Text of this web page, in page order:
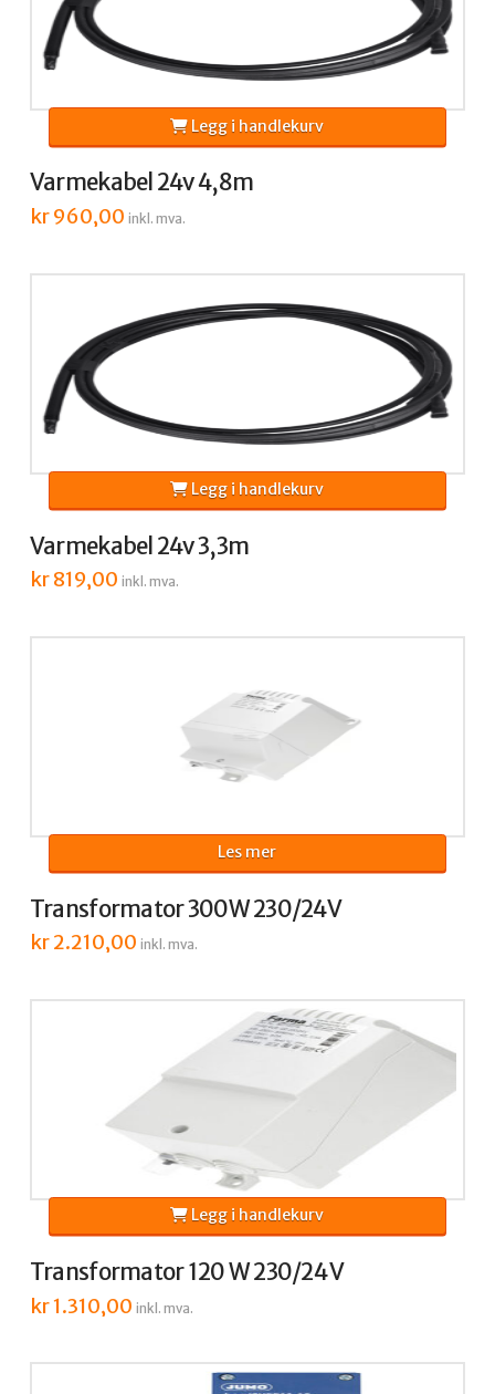
Varmekabel 24v 4,8m
kr960,00 inkl. mva.
Legg i handlekurv
Varmekabel 24v 3,3m
kr819,00 inkl. mva.
Legg i handlekurv
Transformator 300W 230/24V
kr2.210,00 inkl. mva.
Les mer
Transformator 120 W 230/24 V
kr1.310,00 inkl. mva.
Legg i handlekurv